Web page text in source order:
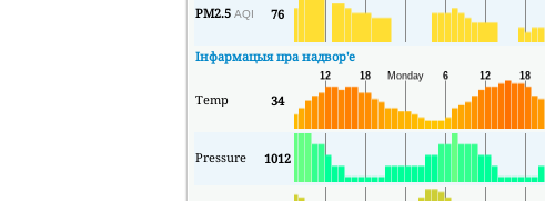
PM2.5 AQI 76
Інфармацыя пра надвор'е
Temp 34
Pressure 1012